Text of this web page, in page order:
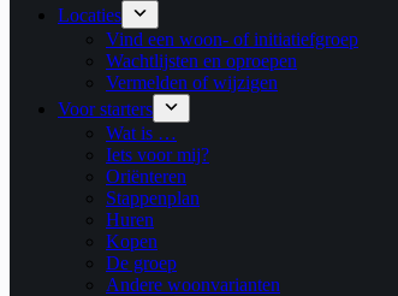
Locaties
Vind een woon- of initiatiefgroep
Wachtlijsten en oproepen
Vermelden of wijzigen
Voor starters
Wat is …
Iets voor mij?
Oriënteren
Stappenplan
Huren
Kopen
De groep
Andere woonvarianten